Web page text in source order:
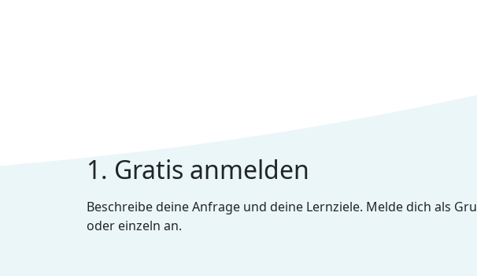
1. Gratis anmelden
Beschreibe deine Anfrage und deine Lernziele. Melde dich als
oder einzeln an.